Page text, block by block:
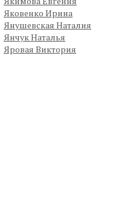
Яковенко Ирина
Янушевская Наталия
Янчук Наталья
Яровая Виктория